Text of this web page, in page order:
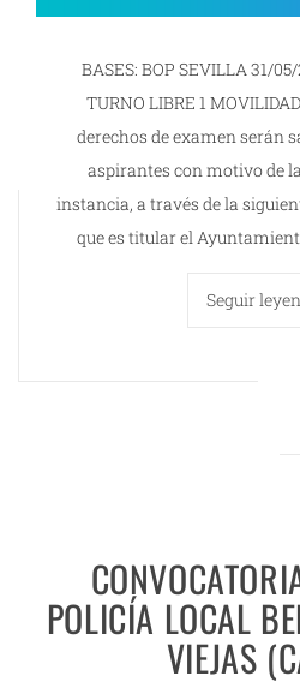
BASES: BOP SEVILLA 31/
TURNO LIBRE 1
derechos de examen serán
aspirantes con motivo de
instancia, a través de la
que es titular el
Seguir
POLICÍA LOCAL
VIEJAS